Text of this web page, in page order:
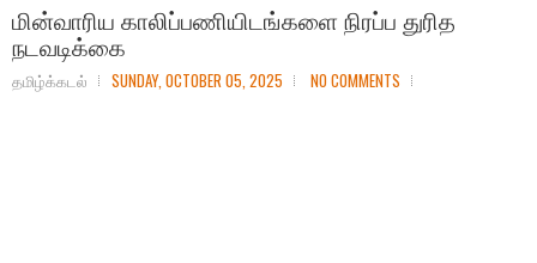
மின்வாரிய காலிப்பணியிடங்களை நிரப்ப துரித
நடவடிக்கை
தமிழ்க்கடல் SUNDAY, OCTOBER 05, 2025 NO COMMENTS